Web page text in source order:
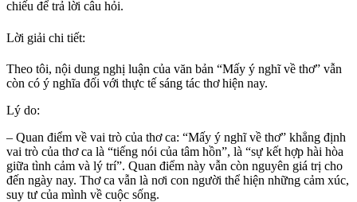
chiếu để trả lời câu hỏi.
Lời giải chi tiết:
Theo tôi, nội dung nghị luận của văn bản “Mấy ý nghĩ về thơ” vẫn
còn có ý nghĩa đối với thực tế sáng tác thơ hiện nay.
Lý do:
– Quan điểm về vai trò của thơ ca: “Mấy ý nghĩ về thơ” khẳng định
vai trò của thơ ca là “tiếng nói của tâm hồn”, là “sự kết hợp hài hòa
giữa tình cảm và lý trí”. Quan điểm này vẫn còn nguyên giá trị cho
đến ngày nay. Thơ ca vẫn là nơi con người thể hiện những cảm xúc,
suy tư của mình về cuộc sống.